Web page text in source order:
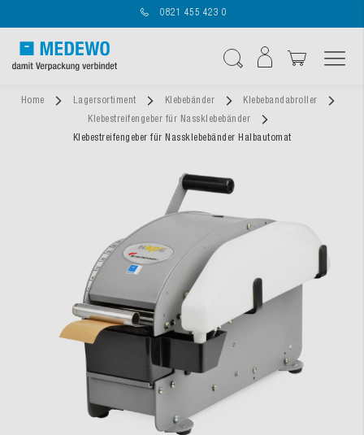
0821 455 423 0
Home Lagersortiment Klebebänder
Klebebandabroller
Klebestreifengeber für Nassklebebänder
Klebestreifengeber für Nassklebebänder Halbautomat